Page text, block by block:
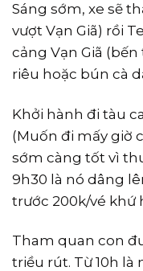
Sáng sớm, xe sẽ
vượt Vạn Giã) rồi
cảng Vạn Giã
riêu hoặc bún cà
Khởi hành đi tàu
(Muốn đi mấy giờ
sớm càng tốt vì
9h30 là nó dâng
trước 200k/vé khứ
Tham quan con
triều rút. Từ 10h